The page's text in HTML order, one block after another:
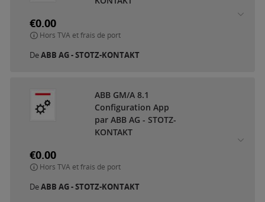
€0.00
Hors TVA et frais de port
DeABB AG - STOTZ-KONTAKT
ABB GM/A 8.1
Configuration App
par ABB AG - STOTZ-
KONTAKT
€0.00
Hors TVA et frais de port
DeABB AG - STOTZ-KONTAKT